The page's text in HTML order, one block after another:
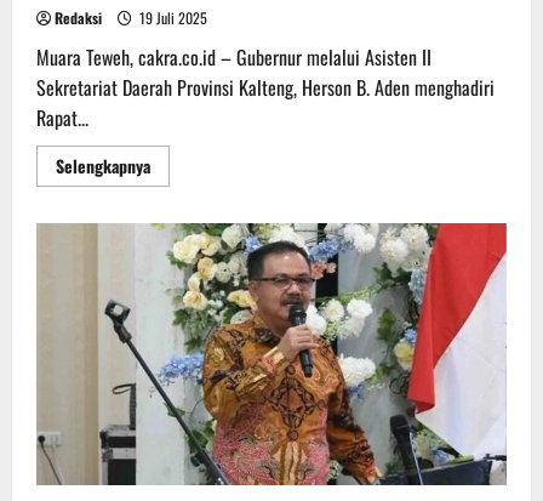
Redaksi 19 Juli 2025
Muara Teweh, cakra.co.id – Gubernur melalui Asisten II
Sekretariat Daerah Provinsi Kalteng, Herson B. Aden menghadiri
Rapat...
SelengkapnyaRead
more
Gubernur,
Asisten
Sekda
Kalteng
Ikuti
Rakor
Bersama
Wamendagri
Bahas
Kesiapan
PSU
Pilkada
Barito
Utara